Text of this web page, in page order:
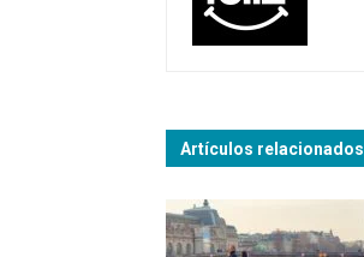
Artículos relacionados